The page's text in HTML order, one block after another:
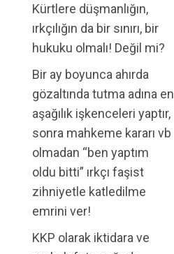
Kürtlere düşmanlığın,
ırkçılığın da bir sınırı, bir
hukuku olmalı! Değil mi?
Bir ay boyunca ahırda
gözaltında tutma adına en
aşağılık işkenceleri yaptır,
sonra mahkeme kararı vb
olmadan “ben yaptım
oldu bitti” ırkçı faşist
zihniyetle katledilme
emrini ver!
KKP olarak iktidara ve